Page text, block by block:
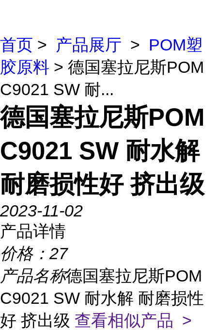
首页 > 产品展厅 > POM塑
胶原料 > 德国塞拉尼斯POM
C9021 SW 耐...
德国塞拉尼斯POM
C9021 SW 耐水解
耐磨损性好 挤出级
2023-11-02
产品详情
价格： 27
产品名称德国塞拉尼斯POM
C9021 SW 耐水解 耐磨损性
好 挤出级 查看相似产品 >